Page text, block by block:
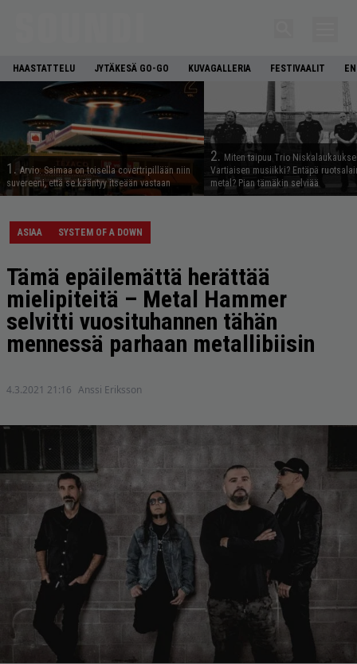
HAASTATTELU JYTÄKESÄ GO-GO KUVAGALLERIA FESTIVAALIT
1. Arvio: Saimaa on toisella covertripillään niin
suvereeni, että se kääntyy itseään vastaan
2. Miten taipuu Trio
Vartiaisen musiikki? Entäpä
metal? Pian tämäkin selviää
ASIAA SYSTEM OF A DOWN
Tämä epäilemättä herättää
mielipiteitä – Metal Hammer
selvitti vuosituhannen tähän
mennessä parhaan metallibiisin
4.3.2021 21:16 Anssi Eriksson